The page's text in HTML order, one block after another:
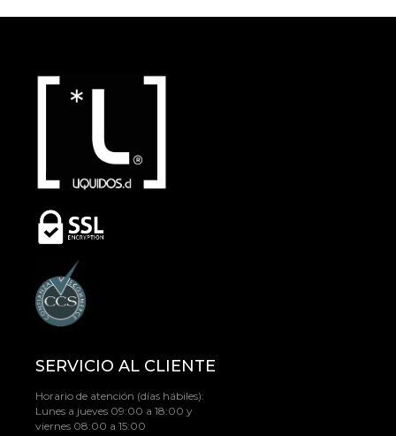
SERVICIO AL CLIENTE
Horario de atención (días hábiles):
Lunes a jueves 09:00 a 18:00 y
viernes 08:00 a 15:00